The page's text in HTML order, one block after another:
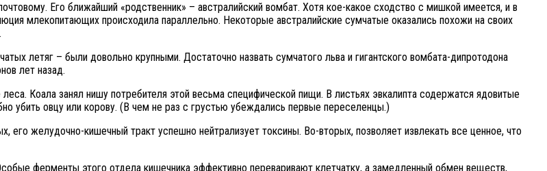
Его ближайший «родственник» – австралийский вомбат. Хотя кое-какое сходство с мишкой имеется, и в
млекопитающих происходила параллельно. Некоторые австралийские сумчатые оказались похожи на своих
летяг – были довольно крупными. Достаточно назвать сумчатого льва и гигантского вомбата-дипротодона
лет назад.
Коала занял нишу потребителя этой весьма специфической пищи. В листьях эвкалипта содержатся ядовитые
убить овцу или корову. (В чем не раз с грустью убеждались первые переселенцы.)
желудочно-кишечный тракт успешно нейтрализует токсины. Во-вторых, позволяет извлекать все ценное, что
ферменты этого отдела кишечника эффективно переваривают клетчатку, а замедленный обмен веществ,